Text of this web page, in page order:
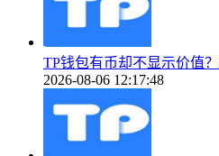
TP钱包有币却不显示价值
2026-08-06 12:17:48